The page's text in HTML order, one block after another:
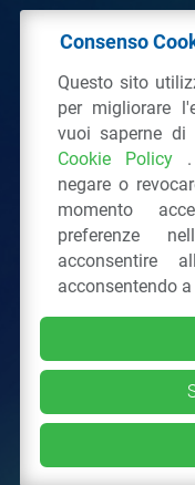
Via San
Tutti i diritti
Consenso
Questo sito
per migliorare
vuoi saperne
Cookie Policy
negare o
momento
preferenze
acconsentire
acconsentendo